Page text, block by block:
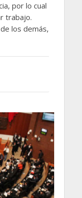
por lo cual
trabajo.
los demás,